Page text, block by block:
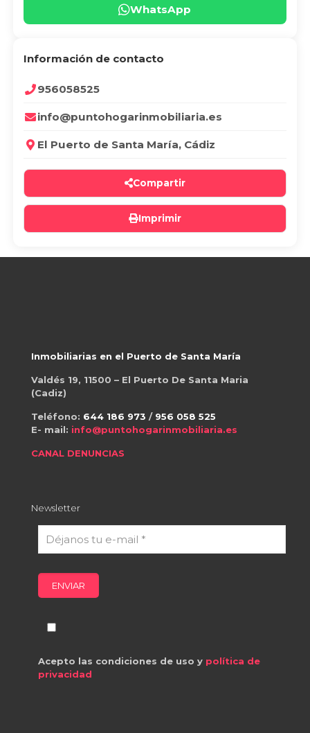
WhatsApp
Información de contacto
956058525
info@puntohogarinmobiliaria.es
El Puerto de Santa María, Cádiz
Compartir
Imprimir
Inmobiliarias en el Puerto de Santa María
Valdés 19, 11500 – El Puerto De Santa Maria
(Cadiz)
Teléfono: 644 186 973 / 956 058 525
E- mail: info@puntohogarinmobiliaria.es
CANAL DENUNCIAS
Newsletter
Acepto las condiciones de uso y política de
privacidad